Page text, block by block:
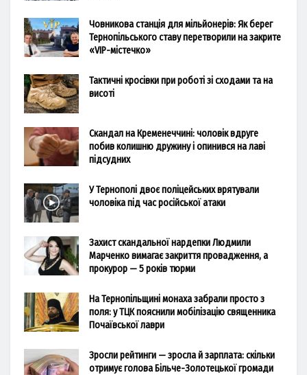
Човникова станція для мільйонерів: Як берег
Тернопільського ставу перетворили на закрите
«VIP-містечко»
Тактичні кросівки при роботі зі сходами та на
висоті
Скандал на Кременеччині: чоловік вдруге
побив колишню дружину і опинився на лаві
підсудних
У Тернополі двоє поліцейських врятували
чоловіка під час російської атаки
Захист скандальної нардепки Людмили
Марченко вимагає закриття провадження, а
прокурор — 5 років тюрми
На Тернопільщині монаха забрали просто з
поля: у ТЦК пояснили мобілізацію священника
Почаївської лаври
Зросли рейтинги — зросла й зарплата: скільки
отримує голова Більче-Золотецької громади